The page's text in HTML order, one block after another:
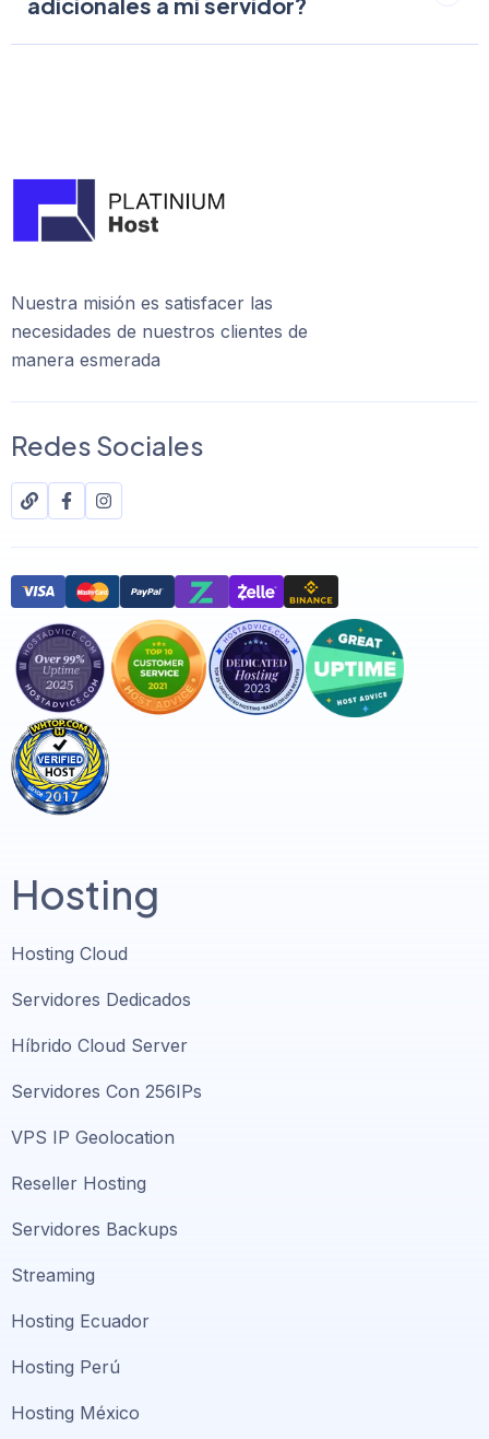
Nuestra misión es satisfacer las
necesidades de nuestros clientes de
manera esmerada
Redes Sociales
Hosting
Hosting Cloud
Servidores Dedicados
Híbrido Cloud Server
Servidores Con 256IPs
VPS IP Geolocation
Reseller Hosting
Servidores Backups
Streaming
Hosting Ecuador
Hosting Perú
Hosting México